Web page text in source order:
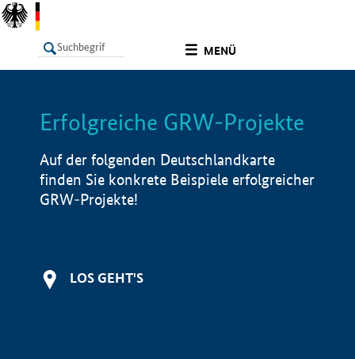
MENÜ
LISTE Info
Erfolgreiche GRW-Projekte
Auf der folgenden Deutschlandkarte
finden Sie konkrete Beispiele erfolgreicher
GRW-Projekte!
LOS GEHT'S